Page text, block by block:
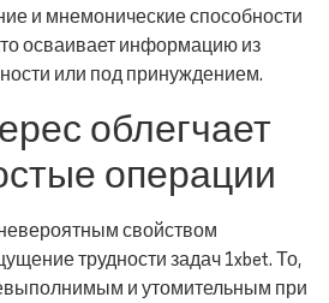
и мнемонические способности
осваивает информацию из
или под принуждением.
облегчает
операции
свойством
трудности задач 1xbet. То,
и утомительным при